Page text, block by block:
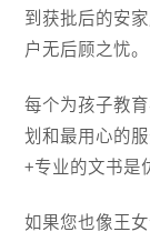
到获批后的安
户无后顾之忧。
每个为孩子教
划和最用心的
+专业的文书是
如果您也像王